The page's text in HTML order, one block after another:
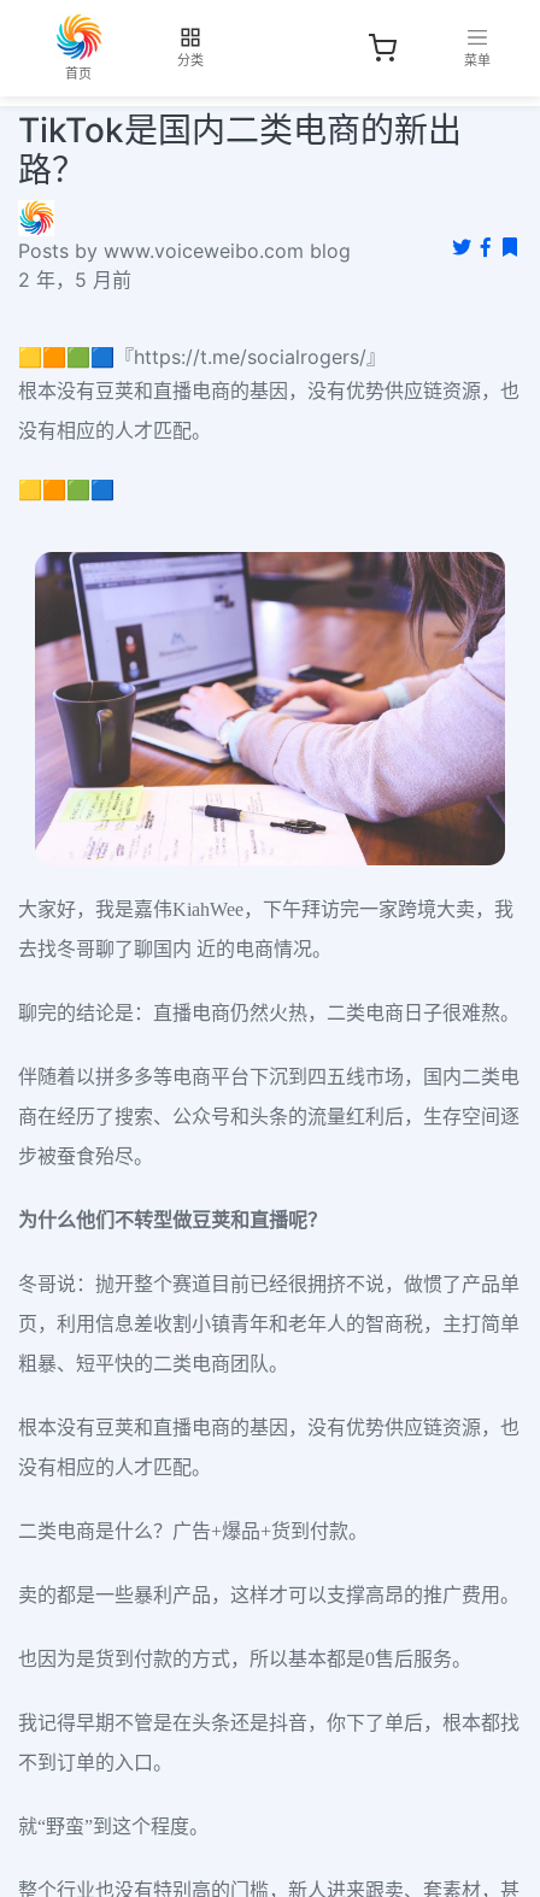
首页
分类 菜单
TikTok是国内二类电商的新出
路？
Posts by www.voiceweibo.com blog
2 年，5 月前
🟨🟧🟩🟦『https://t.me/socialrogers/』
根本没有豆荚和直播电商的基因，没有优势供应链资源，也
没有相应的人才匹配。
🟨🟧🟩🟦
大家好，我是嘉伟KiahWee，下午拜访完一家跨境大卖，我
去找冬哥聊了聊国内 近的电商情况。
聊完的结论是：直播电商仍然火热，二类电商日子很难熬。
伴随着以拼多多等电商平台下沉到四五线市场，国内二类电
商在经历了搜索、公众号和头条的流量红利后，生存空间逐
步被蚕食殆尽。
为什么他们不转型做豆荚和直播呢？
冬哥说：抛开整个赛道目前已经很拥挤不说，做惯了产品单
页，利用信息差收割小镇青年和老年人的智商税，主打简单
粗暴、短平快的二类电商团队。
根本没有豆荚和直播电商的基因，没有优势供应链资源，也
没有相应的人才匹配。
二类电商是什么？广告+爆品+货到付款。
卖的都是一些暴利产品，这样才可以支撑高昂的推广费用。
也因为是货到付款的方式，所以基本都是0售后服务。
我记得早期不管是在头条还是抖音，你下了单后，根本都找
不到订单的入口。
就“野蛮”到这个程度。
整个行业也没有特别高的门槛，新人进来跟卖、套素材，甚